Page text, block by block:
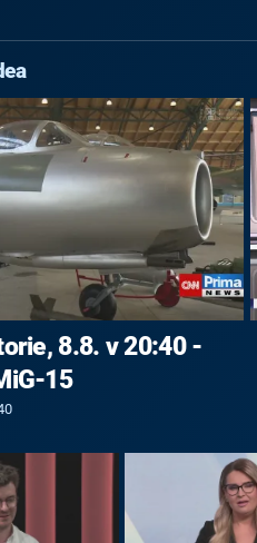
8.8. v 20:40 -
15